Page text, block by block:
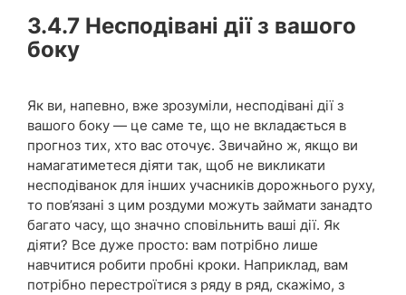
3.4.7 Несподівані дії з вашого
боку
Як ви, напевно, вже зрозуміли, несподівані дії з
вашого боку — це саме те, що не вкладається в
прогноз тих, хто вас оточує. Звичайно ж, якщо ви
намагатиметеся діяти так, щоб не викликати
несподіванок для інших учасників дорожнього руху,
то пов’язані з цим роздуми можуть займати занадто
багато часу, що значно сповільнить ваші дії. Як
діяти? Все дуже просто: вам потрібно лише
навчитися робити пробні кроки. Наприклад, вам
потрібно перестроїтися з ряду в ряд, скажімо, з